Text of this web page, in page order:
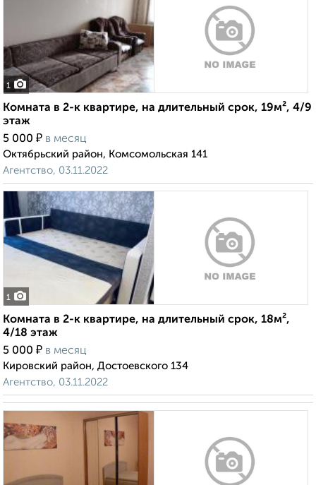
1
Комната в 2-к квартире, на длительный срок, 19м², 4/9
этаж
5 000 ₽ в месяц
Октябрьский район, Комсомольская 141
Агентство, 03.11.2022
1
Комната в 2-к квартире, на длительный срок, 18м²,
4/18 этаж
5 000 ₽ в месяц
Кировский район, Достоевского 134
Агентство, 03.11.2022